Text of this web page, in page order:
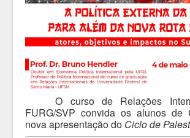
O curso de Relações
FURG/SVP convida os alunos de
nova apresentação do Ciclo de